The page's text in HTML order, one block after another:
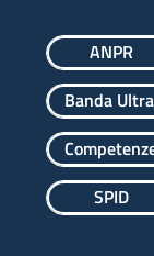
ANPR
Banda
SPID